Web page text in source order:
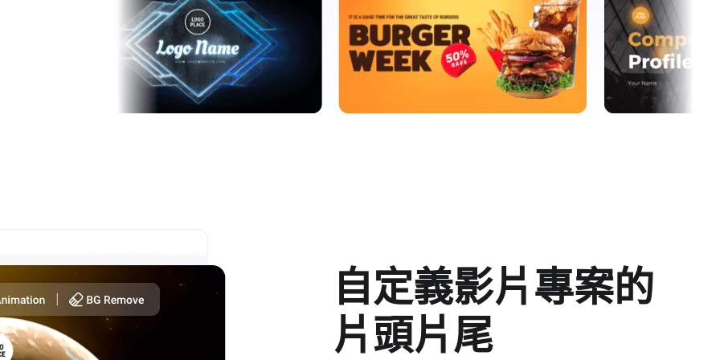
自定義影片專案的
片頭片尾